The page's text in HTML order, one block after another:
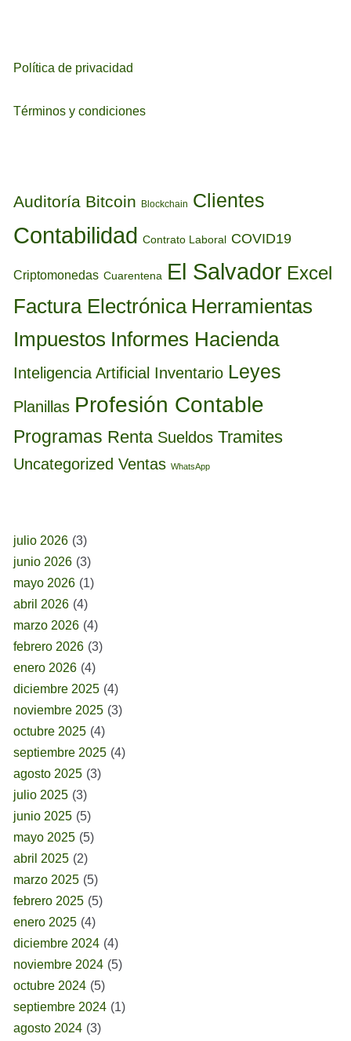
Política de privacidad
Términos y condiciones
Auditoría Bitcoin Blockchain Clientes
Contabilidad Contrato Laboral COVID19
Criptomonedas Cuarentena El Salvador Excel
Factura Electrónica Herramientas
Impuestos Informes Hacienda
Inteligencia Artificial Inventario Leyes
Planillas Profesión Contable
Programas Renta Sueldos Tramites
Uncategorized Ventas WhatsApp
julio 2026 (3)
junio 2026 (3)
mayo 2026 (1)
abril 2026 (4)
marzo 2026 (4)
febrero 2026 (3)
enero 2026 (4)
diciembre 2025 (4)
noviembre 2025 (3)
octubre 2025 (4)
septiembre 2025 (4)
agosto 2025 (3)
julio 2025 (3)
junio 2025 (5)
mayo 2025 (5)
abril 2025 (2)
marzo 2025 (5)
febrero 2025 (5)
enero 2025 (4)
diciembre 2024 (4)
noviembre 2024 (5)
octubre 2024 (5)
septiembre 2024 (1)
agosto 2024 (3)